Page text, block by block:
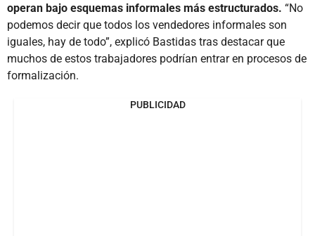
operan bajo esquemas informales más estructurados. “No
podemos decir que todos los vendedores informales son
iguales, hay de todo”, explicó Bastidas tras destacar que
muchos de estos trabajadores podrían entrar en procesos de
formalización.
PUBLICIDAD